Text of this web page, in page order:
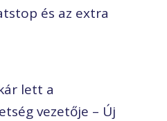
és az extra
lett a
vezetője – Új